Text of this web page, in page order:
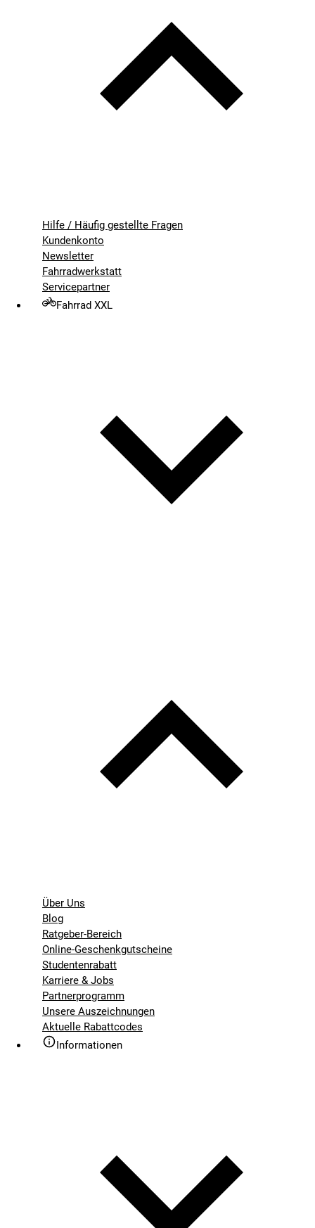
Hilfe / Häufig gestellte Fragen
Kundenkonto
Newsletter
Fahrradwerkstatt
Servicepartner
Fahrrad XXL
Über Uns
Blog
Ratgeber-Bereich
Online-Geschenkgutscheine
Studentenrabatt
Karriere & Jobs
Partnerprogramm
Unsere Auszeichnungen
Aktuelle Rabattcodes
Informationen